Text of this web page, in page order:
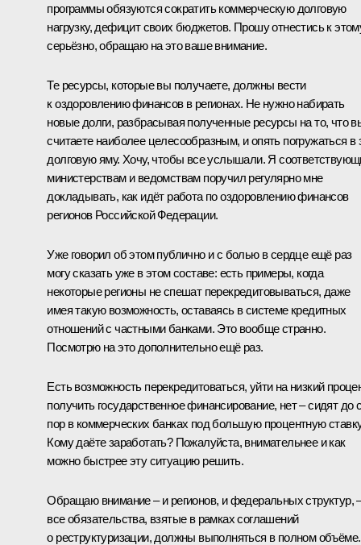
программы обязуются сократить коммерческую долговую
нагрузку, дефицит своих бюджетов. Прошу отнестись к
серьёзно, обращаю на это ваше внимание.
Те ресурсы, которые вы получаете, должны вести
к оздоровлению финансов в регионах. Не нужно набирать
новые долги, разбрасывая полученные ресурсы на то, что
считаете наиболее целесообразным, и опять погружаться в
долговую яму. Хочу, чтобы все услышали. Я
министерствам и ведомствам поручил регулярно мне
докладывать, как идёт работа по оздоровлению финансов
регионов Российской Федерации.
Уже говорил об этом публично и с болью в сердце ещё раз
могу сказать уже в этом составе: есть примеры, когда
некоторые регионы не спешат перекредитовываться, даже
имея такую возможность, оставаясь в системе кредитных
отношений с частными банками. Это вообще странно.
Посмотрю на это дополнительно ещё раз.
Есть возможность перекредитоваться, уйти на низкий
получить государственное финансирование, нет – сидят до
пор в коммерческих банках под большую процентную
Кому даёте заработать? Пожалуйста, внимательнее и как
можно быстрее эту ситуацию решить.
Обращаю внимание – и регионов, и федеральных структур,
все обязательства, взятые в рамках соглашений
о реструктуризации, должны выполняться в полном объёме.